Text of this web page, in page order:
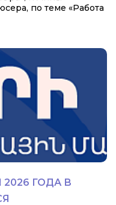
по теме «Работа
2026 ГОДА В